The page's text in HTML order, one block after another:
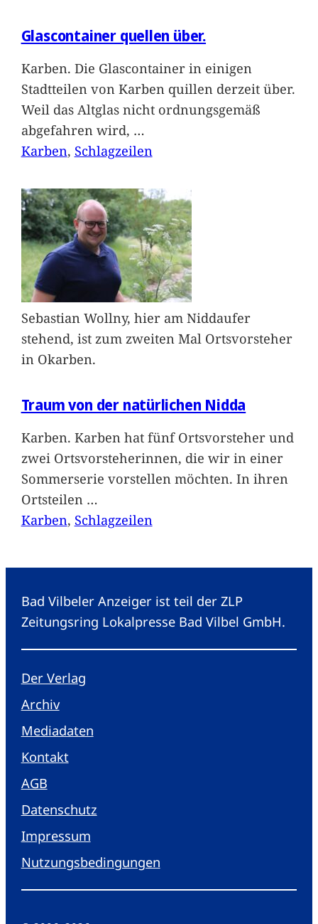
Glascontainer quellen über.
Karben. Die Glascontainer in einigen
Stadtteilen von Karben quillen derzeit über.
Weil das Altglas nicht ordnungsgemäß
abgefahren wird, …
Karben, Schlagzeilen
Sebastian Wollny, hier am Niddaufer
stehend, ist zum zweiten Mal Ortsvorsteher
in Okarben.
Traum von der natürlichen Nidda
Karben. Karben hat fünf Ortsvorsteher und
zwei Ortsvorsteherinnen, die wir in einer
Sommerserie vorstellen möchten. In ihren
Ortsteilen …
Karben, Schlagzeilen
Bad Vilbeler Anzeiger ist teil der ZLP
Zeitungsring Lokalpresse Bad Vilbel GmbH.
Der Verlag
Archiv
Mediadaten
Kontakt
AGB
Datenschutz
Impressum
Nutzungsbedingungen